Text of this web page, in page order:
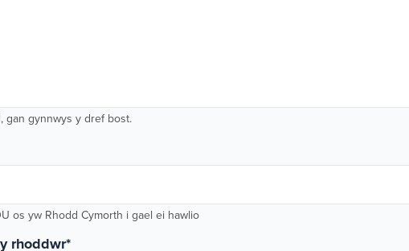
gan gynnwys y dref bost.
os yw Rhodd Cymorth i gael ei hawlio
rhoddwr*